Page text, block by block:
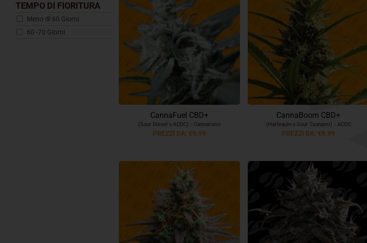
TEMPO DI FIORITURA
Meno di 60 Giorni
60 -70 Giorni
CannaFuel CBD+
(Sour Diesel x ACDC) Cannatonic
PREZZI DA: €9.99
CannaBoom CBD+
(Harlequin x Sour Tsunami) ACDC
PREZZI DA: €9.99